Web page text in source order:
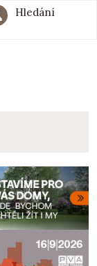
Hledání